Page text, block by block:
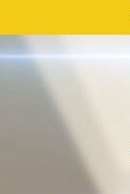
to
content